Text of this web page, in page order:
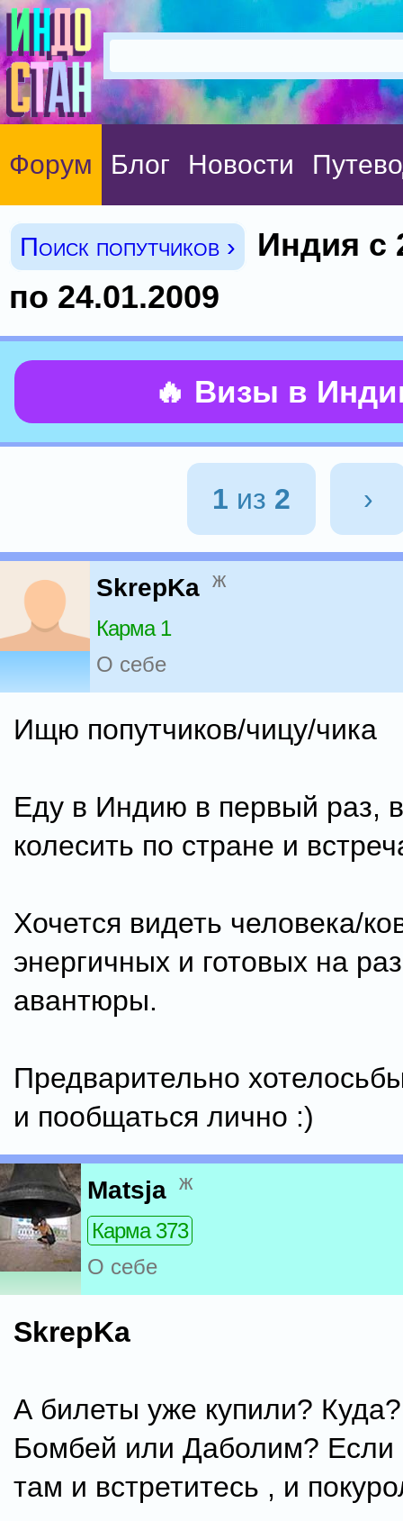
Форум Блог Новости
Поиск попутчиков ›
Индия с
по 24.01.2009
🔥 Визы в
1 из 2 ›
SkrepKa ж
Карма 1
О себе
Ищю попутчиков/чицу/чика
Еду в Индию в первый раз,
колесить по стране и
Хочется видеть человека/
энергичных и готовых на
авантюры.
Предварительно
и пообщаться лично :)
Matsja ж
Карма 373
О себе
SkrepKa
А билеты уже купили?
Бомбей или Даболим?
там и встретитесь , и